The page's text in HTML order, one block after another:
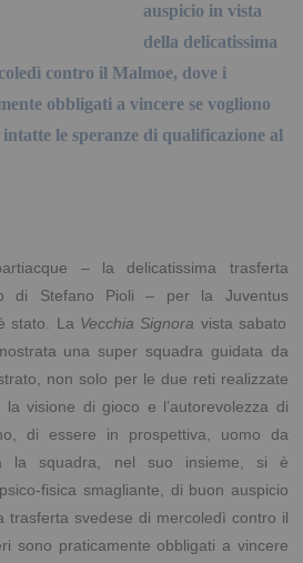
auspicio in vista
della delicatissima
contro il Malmoe, dove i
obbligati a vincere se vogliono
le speranze di qualificazione al
– la delicatissima trasferta
di Stefano Pioli – per la Juventus
stato. La Vecchia Signora vista sabato
una super squadra guidata da
non solo per le due reti realizzate
visione di gioco e l’autorevolezza di
di essere in prospettiva, uomo da
la squadra, nel suo insieme, si è
fisica smagliante, di buon auspicio
trasferta svedese di mercoledì contro il
sono praticamente obbligati a vincere